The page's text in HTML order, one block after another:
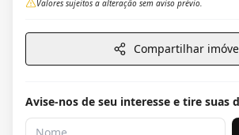
Valores sujeitos a alteração sem aviso prévio.
Compartilhar
Avise-nos de seu interesse e tire suas